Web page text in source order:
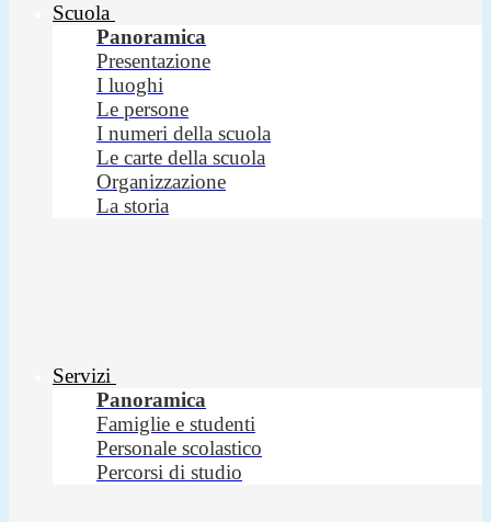
Scuola
Panoramica
Presentazione
I luoghi
Le persone
I numeri della scuola
Le carte della scuola
Organizzazione
La storia
Servizi
Panoramica
Famiglie e studenti
Personale scolastico
Percorsi di studio